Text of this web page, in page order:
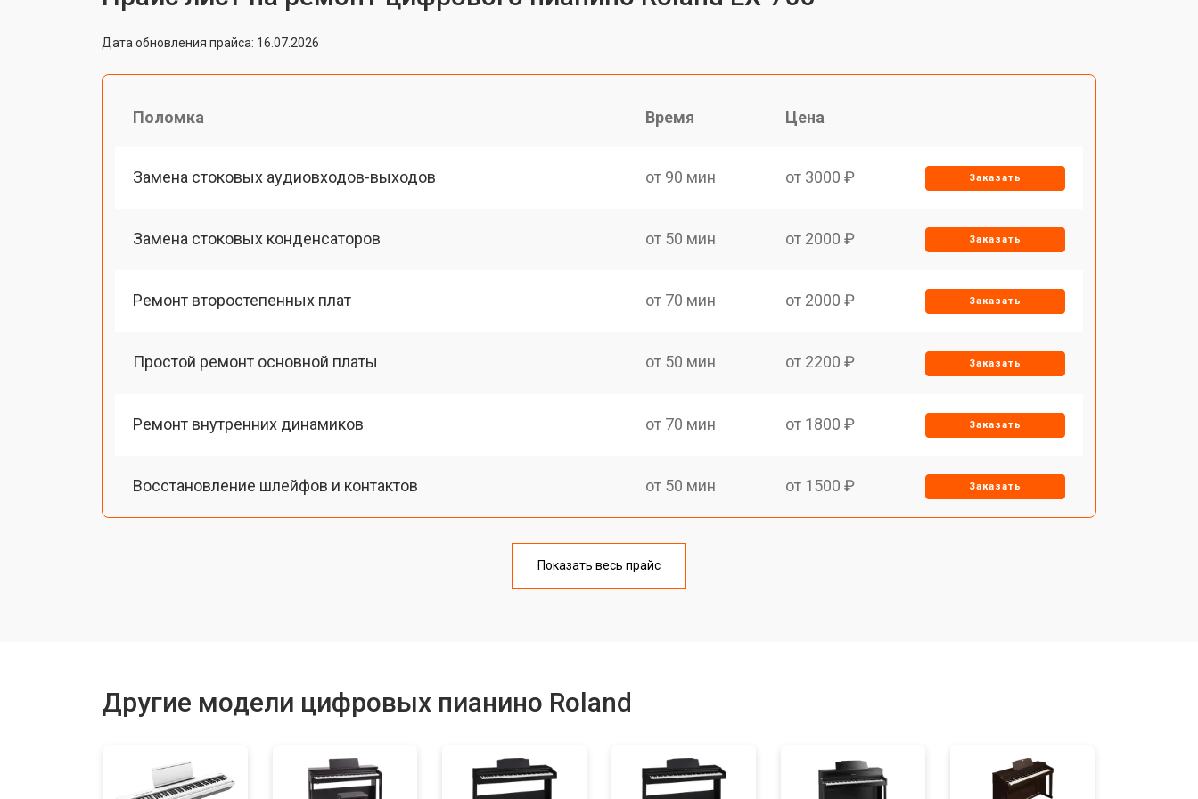
Дата обновления прайса: 16.07.2026
Поломка Время Цена
Замена стоковых аудиовходов-выходов от 90 мин от 3000 ₽ Заказать
Замена стоковых конденсаторов от 50 мин от 2000 ₽ Заказать
Ремонт второстепенных плат от 70 мин от 2000 ₽ Заказать
Простой ремонт основной платы от 50 мин от 2200 ₽ Заказать
Ремонт внутренних динамиков от 70 мин от 1800 ₽ Заказать
Восстановление шлейфов и контактов от 50 мин от 1500 ₽ Заказать
Замена токопроводящих резинок механизма клавиш от 50 мин
Ремонт клавиш от 70 мин
Показать весь прайс
Другие модели цифровых пианино Roland